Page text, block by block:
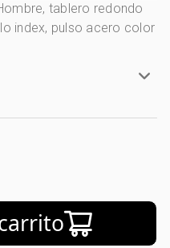
tablero redondo
index, pulso acero color